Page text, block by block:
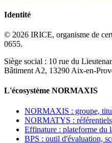
Identité
© 2026 IRICE, organisme de
0655.
Siège social : 10 rue du
Bâtiment A2, 13290 Aix-en-
L'écosystème NORMAXIS
NORMAXIS : groupe,
NORMATYS : référentiels
Effinature : plateforme du
BPS : outil d'évaluation,